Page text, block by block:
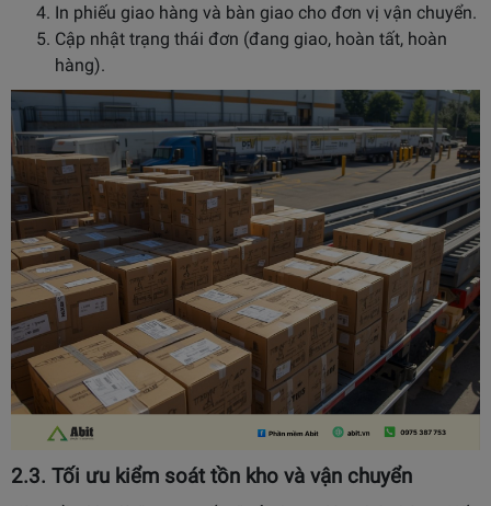
In phiếu giao hàng và bàn giao cho đơn vị vận chuyển.
Cập nhật trạng thái đơn (đang giao, hoàn tất, hoàn
hàng).
2.3. Tối ưu kiểm soát tồn kho và vận chuyển